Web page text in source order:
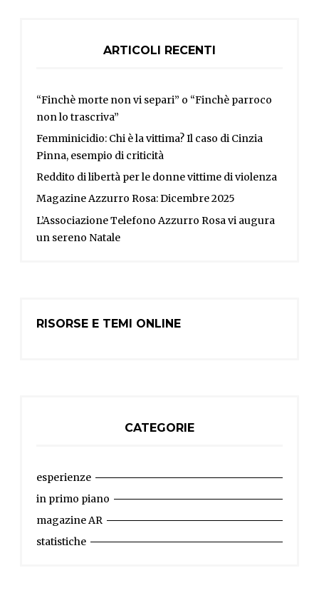
ARTICOLI RECENTI
“Finchè morte non vi separi” o “Finchè parroco
non lo trascriva”
Femminicidio: Chi è la vittima? Il caso di Cinzia
Pinna, esempio di criticità
Reddito di libertà per le donne vittime di violenza
Magazine Azzurro Rosa: Dicembre 2025
L’Associazione Telefono Azzurro Rosa vi augura
un sereno Natale
RISORSE E TEMI ONLINE
CATEGORIE
esperienze
in primo piano
magazine AR
statistiche